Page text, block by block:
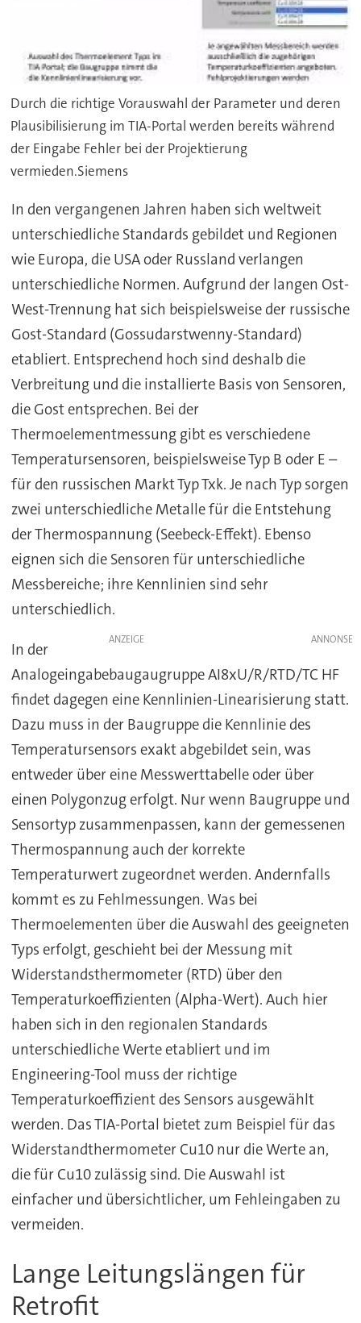
Durch die richtige Vorauswahl der Parameter und deren
Plausibilisierung im TIA-Portal werden bereits während
der Eingabe Fehler bei der Projektierung
vermieden.Siemens
In den vergangenen Jahren haben sich weltweit
unterschiedliche Standards gebildet und Regionen
wie Europa, die USA oder Russland verlangen
unterschiedliche Normen. Aufgrund der langen Ost-
West-Trennung hat sich beispielsweise der russische
Gost-Standard (Gossudarstwenny-Standard)
etabliert. Entsprechend hoch sind deshalb die
Verbreitung und die installierte Basis von Sensoren,
die Gost entsprechen. Bei der
Thermoelementmessung gibt es verschiedene
Temperatursensoren, beispielsweise Typ B oder E –
für den russischen Markt Typ Txk. Je nach Typ sorgen
zwei unterschiedliche Metalle für die Entstehung
der Thermospannung (Seebeck-Effekt). Ebenso
eignen sich die Sensoren für unterschiedliche
Messbereiche; ihre Kennlinien sind sehr
unterschiedlich.
ANZEIGE
In der
Analogeingabebaugaugruppe AI8xU/R/RTD/TC HF
findet dagegen eine Kennlinien-Linearisierung statt.
Dazu muss in der Baugruppe die Kennlinie des
Temperatursensors exakt abgebildet sein, was
entweder über eine Messwerttabelle oder über
einen Polygonzug erfolgt. Nur wenn Baugruppe und
Sensortyp zusammenpassen, kann der gemessenen
Thermospannung auch der korrekte
Temperaturwert zugeordnet werden. Andernfalls
kommt es zu Fehlmessungen. Was bei
Thermoelementen über die Auswahl des geeigneten
Typs erfolgt, geschieht bei der Messung mit
Widerstandsthermometer (RTD) über den
Temperaturkoeffizienten (Alpha-Wert). Auch hier
haben sich in den regionalen Standards
unterschiedliche Werte etabliert und im
Engineering-Tool muss der richtige
Temperaturkoeffizient des Sensors ausgewählt
werden. Das TIA-Portal bietet zum Beispiel für das
Widerstandthermometer Cu10 nur die Werte an,
die für Cu10 zulässig sind. Die Auswahl ist
einfacher und übersichtlicher, um Fehleingaben zu
vermeiden.
Lange Leitungslängen für
Retrofit